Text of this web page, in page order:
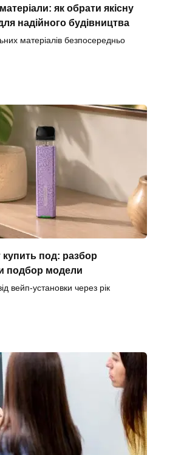
як обрати якісну
надійного будівництва
матеріалів безпосередньо
купить под: разбор
подбор модели
вейп-установки через рік